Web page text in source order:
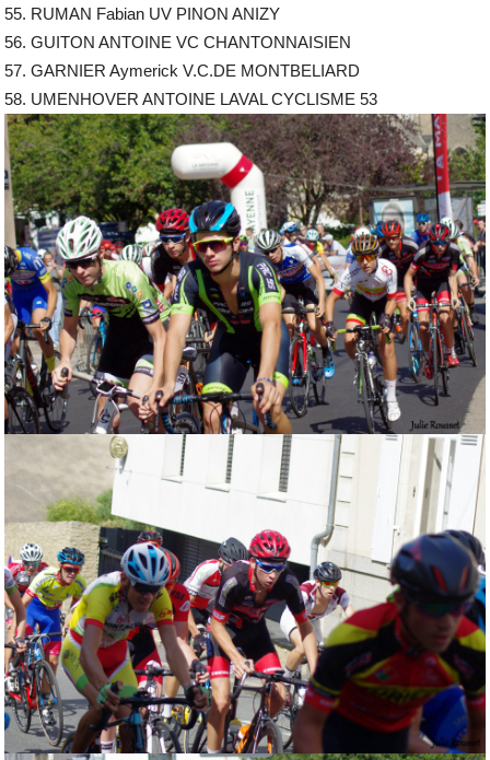
55. RUMAN Fabian UV PINON ANIZY
56. GUITON ANTOINE VC CHANTONNAISIEN
57. GARNIER Aymerick V.C.DE MONTBELIARD
58. UMENHOVER ANTOINE LAVAL CYCLISME 53